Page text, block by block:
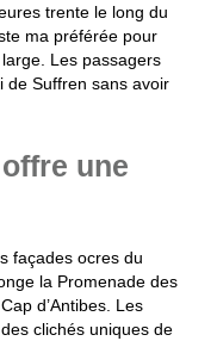
trente le long du
ma préférée pour
Les passagers
de Suffren sans avoir
une
façades ocres du
la Promenade des
d’Antibes. Les
clichés uniques de